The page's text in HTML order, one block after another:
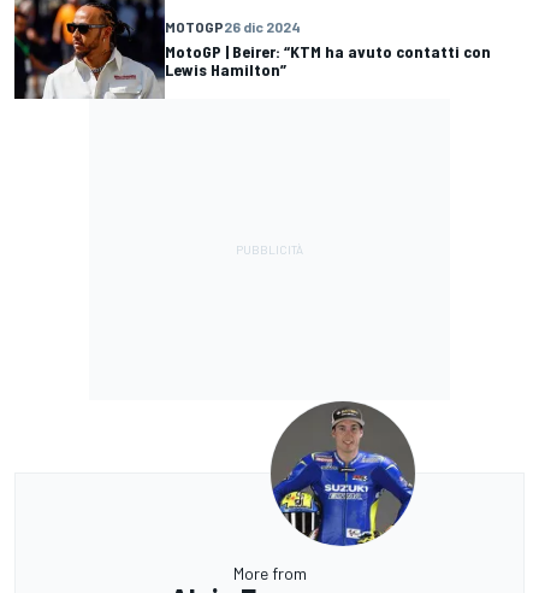
MOTOGP26 dic 2024
MotoGP | Beirer: “KTM ha avuto contatti con
Lewis Hamilton”
More from